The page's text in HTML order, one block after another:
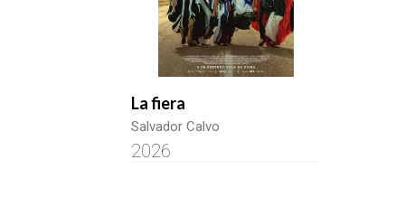
La fiera
Salvador Calvo
2026